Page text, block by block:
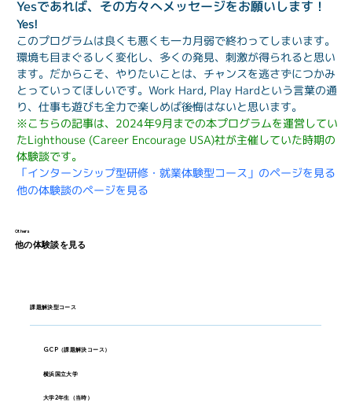
Yesであれば、その方々へメッセージをお願いします！
Yes!
このプログラムは良くも悪くも一カ月弱で終わってしまいます。
環境も目まぐるしく変化し、多くの発見、刺激が得られると思い
ます。だからこそ、やりたいことは、チャンスを逃さずにつかみ
とっていってほしいです。Work Hard, Play Hardという言葉の通
り、仕事も遊びも全力で楽しめば後悔はないと思います。
※こちらの記事は、2024年9月までの本プログラムを運営してい
たLighthouse (Career Encourage USA)社が主催していた時期の
体験談です。
「インターンシップ型研修・就業体験型コース」のページを見る
他の体験談のページを見る
Others
他の体験談を見る
課題解決型コース
GCP（課題解決コース）
横浜国立大学
大学2年生（当時）